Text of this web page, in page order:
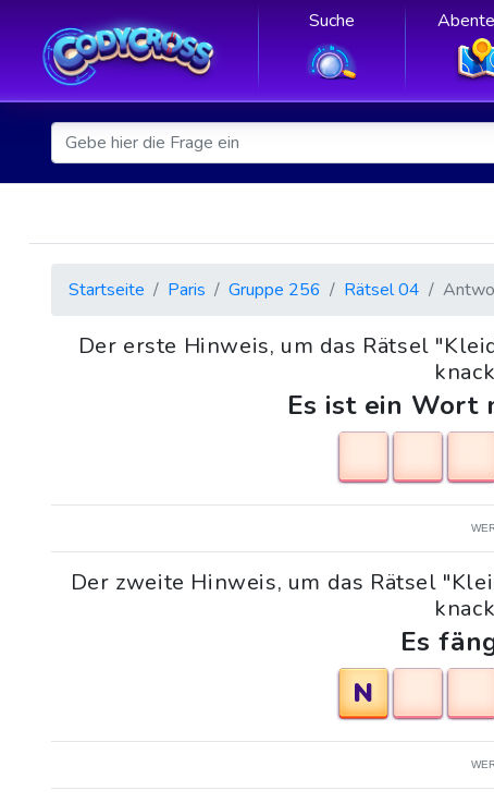
Suche
Startseite Paris Gruppe 256 Rätsel 04
Der erste Hinweis, um das Rätsel
Es ist ein Wort
Der zweite Hinweis, um das Rätsel
Es
N